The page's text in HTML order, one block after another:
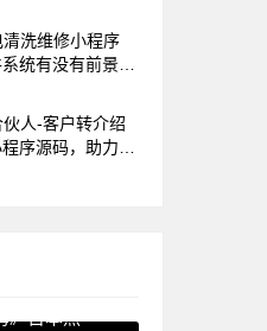
清洗维修小程序
统有没有前景？
伙人-客户转介绍
序源码，助力
》日本热